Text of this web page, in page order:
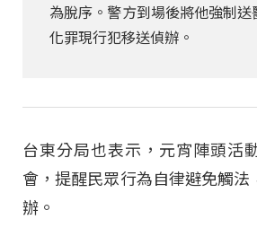
為脫序。警方到場後將他強制
化罪現行犯移送偵辦。
台東分局也表示，元宵陣頭活
會，提醒民眾行為自律避免觸法
辦。